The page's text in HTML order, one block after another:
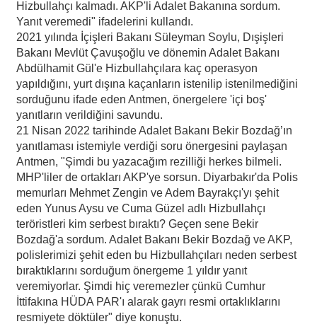
Hizbullahçı kalmadı. AKP'li Adalet Bakanına sordum.
Yanıt veremedi" ifadelerini kullandı.
2021 yılında İçişleri Bakanı Süleyman Soylu, Dışişleri
Bakanı Mevlüt Çavuşoğlu ve dönemin Adalet Bakanı
Abdülhamit Gül'e Hizbullahçılara kaç operasyon
yapıldığını, yurt dışına kaçanların istenilip istenilmediğini
sorduğunu ifade eden Antmen, önergelere 'içi boş'
yanıtların verildiğini savundu.
21 Nisan 2022 tarihinde Adalet Bakanı Bekir Bozdağ’ın
yanıtlaması istemiyle verdiği soru önergesini paylaşan
Antmen, "Şimdi bu yazacağım rezilliği herkes bilmeli.
MHP'liler de ortakları AKP'ye sorsun. Diyarbakır'da Polis
memurları Mehmet Zengin ve Adem Bayrakçı'yı şehit
eden Yunus Aysu ve Cuma Güzel adlı Hizbullahçı
teröristleri kim serbest bıraktı? Geçen sene Bekir
Bozdağ'a sordum. Adalet Bakanı Bekir Bozdağ ve AKP,
polislerimizi şehit eden bu Hizbullahçıları neden serbest
bıraktıklarını sorduğum önergeme 1 yıldır yanıt
veremiyorlar. Şimdi hiç veremezler çünkü Cumhur
İttifakına HÜDA PAR'ı alarak gayrı resmi ortaklıklarını
resmiyete döktüler" diye konuştu.